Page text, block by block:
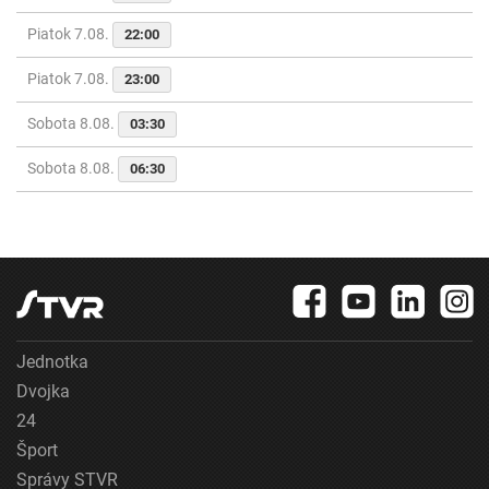
Piatok 7.08. 22:00
Piatok 7.08. 23:00
Sobota 8.08. 03:30
Sobota 8.08. 06:30
Jednotka
Dvojka
24
Šport
Správy STVR